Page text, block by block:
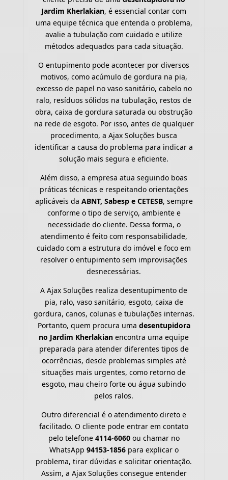
Jardim Kherlakian, é essencial contar com
uma equipe técnica que entenda o problema,
avalie a tubulação com cuidado e utilize
métodos adequados para cada situação.
O entupimento pode acontecer por diversos
motivos, como acúmulo de gordura na pia,
excesso de papel no vaso sanitário, cabelo no
ralo, resíduos sólidos na tubulação, restos de
obra, caixa de gordura saturada ou obstrução
na rede de esgoto. Por isso, antes de qualquer
procedimento, a Ajax Soluções busca
identificar a causa do problema para indicar a
solução mais segura e eficiente.
Além disso, a empresa atua seguindo boas
práticas técnicas e respeitando orientações
aplicáveis da ABNT, Sabesp e CETESB, sempre
conforme o tipo de serviço, ambiente e
necessidade do cliente. Dessa forma, o
atendimento é feito com responsabilidade,
cuidado com a estrutura do imóvel e foco em
resolver o entupimento sem improvisações
desnecessárias.
A Ajax Soluções realiza desentupimento de
pia, ralo, vaso sanitário, esgoto, caixa de
gordura, canos, colunas e tubulações internas.
Portanto, quem procura uma desentupidora
no Jardim Kherlakian encontra uma equipe
preparada para atender diferentes tipos de
ocorrências, desde problemas simples até
situações mais urgentes, como retorno de
esgoto, mau cheiro forte ou água subindo
pelos ralos.
Outro diferencial é o atendimento direto e
facilitado. O cliente pode entrar em contato
pelo telefone 4114-6060ou chamar no
WhatsApp 94153-1856para explicar o
problema, tirar dúvidas e solicitar orientação.
Assim, a Ajax Soluções consegue entender